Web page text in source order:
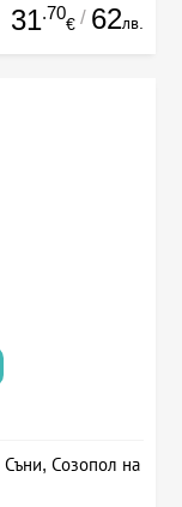
31.70
€ / 62лв.
Созопол на